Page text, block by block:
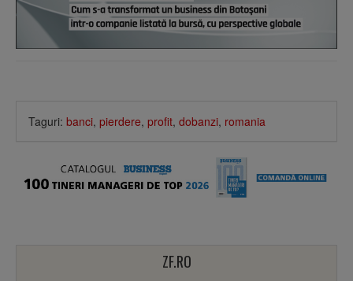
Taguri: banci, pierdere, profit, dobanzi, romania
ZF.RO